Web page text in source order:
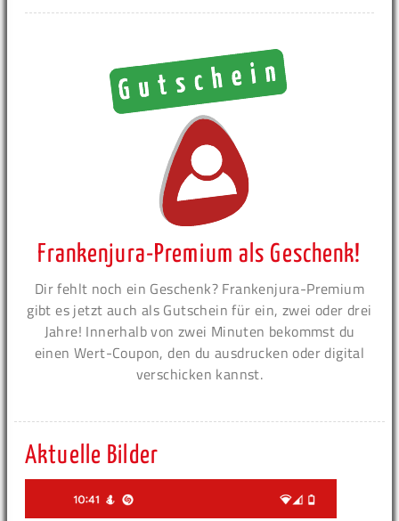
Frankenjura-Premium als Geschenk!
Dir fehlt noch ein Geschenk? Frankenjura-Premium
gibt es jetzt auch als Gutschein für ein, zwei oder drei
Jahre! Innerhalb von zwei Minuten bekommst du
einen Wert-Coupon, den du ausdrucken oder digital
verschicken kannst.
Aktuelle Bilder